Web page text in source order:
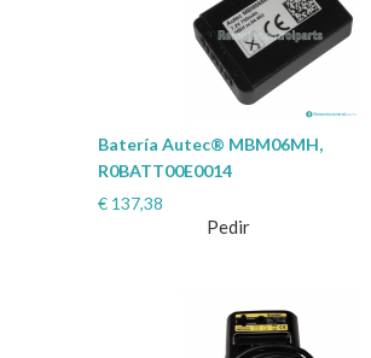
Batería Autec® MBM06MH,
R0BATT00E0014
€ 137,38
Pedir